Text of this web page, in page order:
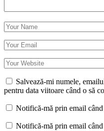
Salvează-mi numele,
pentru data viitoare când o să
Notifică-mă prin email
Notifică-mă prin email